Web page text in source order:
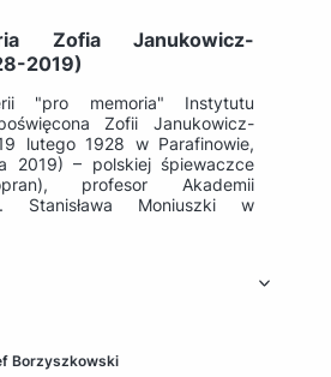
Zofia Janukowicz-
2019)
"pro memoria" Instytutu
Zofii Janukowicz-
lutego 1928 w Parafinowie,
2019) – polskiej śpiewaczce
profesor Akademii
Stanisława Moniuszki w
Borzyszkowski